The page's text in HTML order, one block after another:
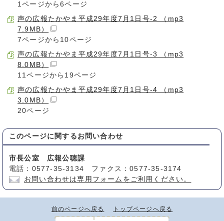
1ページから6ページ
声の広報たかやま平成29年度7月1日号-2 （mp3
7.9MB）
7ページから10ページ
声の広報たかやま平成29年度7月1日号-3 （mp3
8.0MB）
11ページから19ページ
声の広報たかやま平成29年度7月1日号-4 （mp3
3.0MB）
20ページ
このページに関する お問い合わせ
市長公室 広報公聴課
電話：0577-35-3134 ファクス：0577-35-3174
お問い合わせは専用フォームをご利用ください。
前のページへ戻る トップページへ戻る